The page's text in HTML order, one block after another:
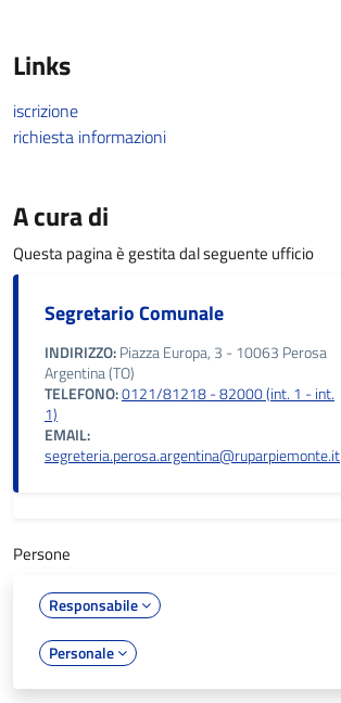
Links
iscrizione
richiesta informazioni
A cura di
Questa pagina è gestita dal seguente ufficio
Segretario Comunale
INDIRIZZO:Piazza Europa, 3 - 10063 Perosa
Argentina (TO)
TELEFONO:0121/81218 - 82000 (int. 1 - int.
1)
EMAIL:
segreteria.perosa.argentina@ruparpiemonte.it
Persone
Responsabile
Personale